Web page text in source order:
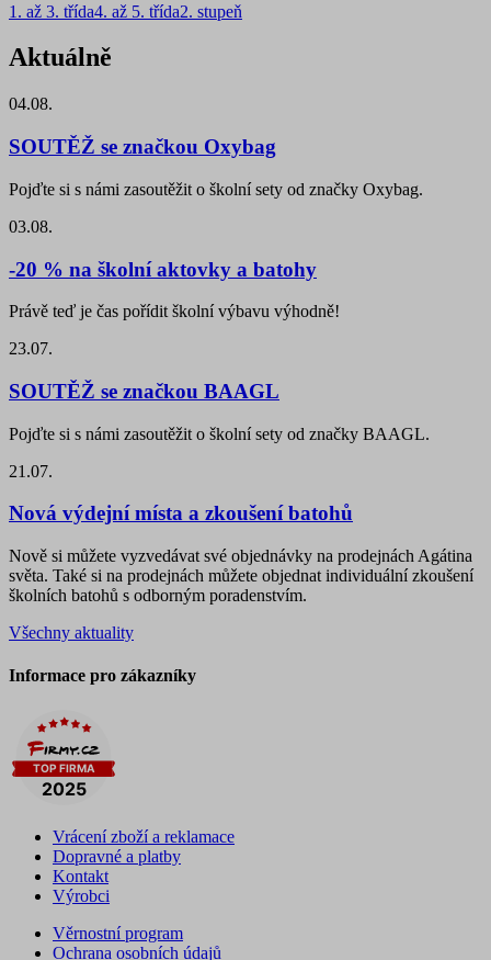
1. až 3. třída4. až 5. třída2. stupeň
Aktuálně
04.08.
SOUTĚŽ se značkou Oxybag
Pojďte si s námi zasoutěžit o školní sety od značky Oxybag.
03.08.
-20 % na školní aktovky a batohy
Právě teď je čas pořídit školní výbavu výhodně!
23.07.
SOUTĚŽ se značkou BAAGL
Pojďte si s námi zasoutěžit o školní sety od značky BAAGL.
21.07.
Nová výdejní místa a zkoušení batohů
Nově si můžete vyzvedávat své objednávky na prodejnách Agátina
světa. Také si na prodejnách můžete objednat individuální zkoušení
školních batohů s odborným poradenstvím.
Všechny aktuality
Informace pro zákazníky
Vrácení zboží a reklamace
Dopravné a platby
Kontakt
Výrobci
Věrnostní program
Ochrana osobních údajů